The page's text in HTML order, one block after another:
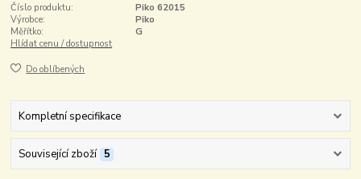
Číslo produktu:
Piko 62015
Výrobce:
Piko
Měřítko:
G
Hlídat cenu / dostupnost
Do oblíbených
Kompletní specifikace
Související zboží 5